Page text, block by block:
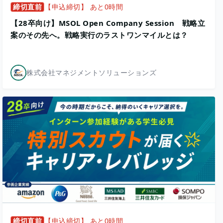
締切直前 【申込締切】 あと0時間
【28卒向け】MSOL Open Company Session 戦略立
案のその先へ。戦略実行のラストワンマイルとは？
株式会社マネジメントソリューションズ
締切直前 【申込締切】 あと0時間